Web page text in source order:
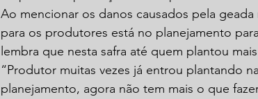
Ao mencionar os danos causados pela
para os produtores está no planejamento
lembra que nesta safra até quem plantou
“Produtor muitas vezes já entrou plantando
planejamento, agora não tem mais o que